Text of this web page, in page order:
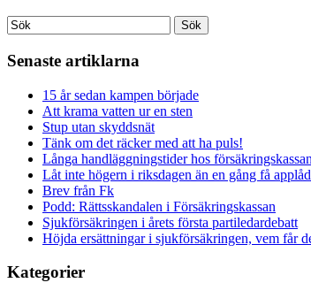
Senaste artiklarna
15 år sedan kampen började
Att krama vatten ur en sten
Stup utan skyddsnät
Tänk om det räcker med att ha puls!
Långa handläggningstider hos
Låt inte högern i riksdagen än en gång få
Brev från Fk
Podd: Rättsskandalen i Försäkringskassan
Sjukförsäkringen i årets första partiledardebatt
Höjda ersättningar i sjukförsäkringen, vem får
Kategorier